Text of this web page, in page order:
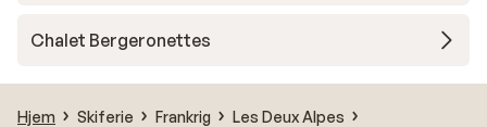
Chalet Bergeronettes
Hjem Skiferie Frankrig
Les Deux Alpes